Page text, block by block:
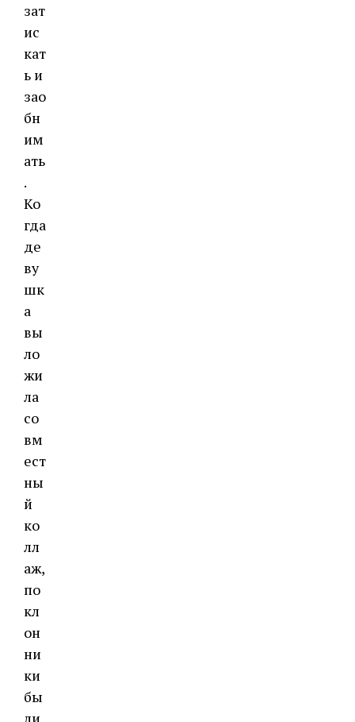
зат
ис
кат
ь и
зао
бн
им
ать
.
Ко
гда
де
ву
шк
а
вы
ло
жи
ла
со
вм
ест
ны
й
ко
лл
аж,
по
кл
он
ни
ки
бы